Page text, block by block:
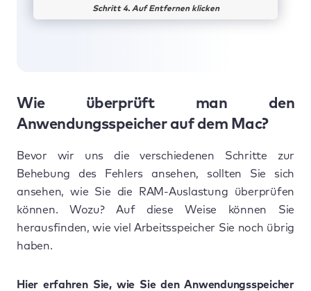
Schritt 4. Auf Entfernen klicken
Wie überprüft man den
Anwendungsspeicher auf dem Mac?
Bevor wir uns die verschiedenen Schritte zur
Behebung des Fehlers ansehen, sollten Sie sich
ansehen, wie Sie die RAM-Auslastung überprüfen
können. Wozu? Auf diese Weise können Sie
herausfinden, wie viel Arbeitsspeicher Sie noch übrig
haben.
Hier erfahren Sie, wie Sie den Anwendungsspeicher